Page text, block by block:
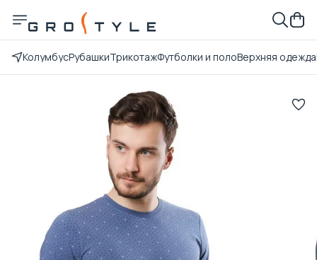
КолумбусРубашкиТрикотажФутболки и полоВерхняя одежда